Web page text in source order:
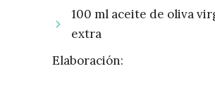
100 ml aceite de oliva
extra
Elaboración: